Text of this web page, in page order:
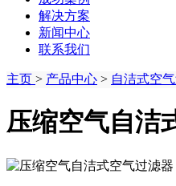
解决方案
新闻中心
联系我们
主页 > 产品中心 > 自洁式空
压缩空气自洁